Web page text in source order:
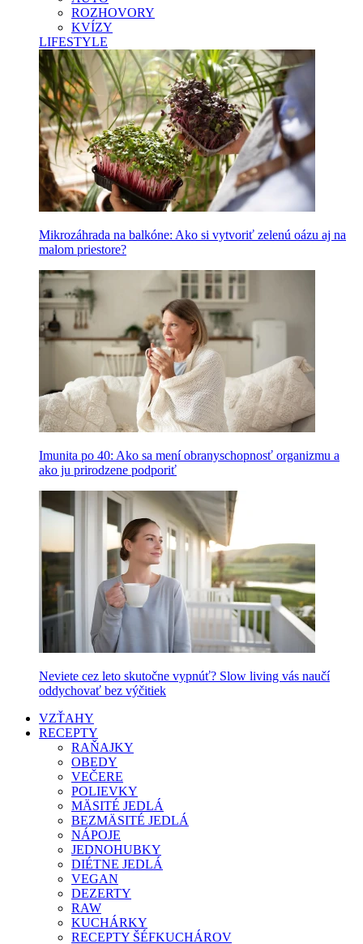
ROZHOVORY
KVÍZY
LIFESTYLE
Mikrozáhrada na balkóne: Ako si vytvoriť zelenú oázu aj na
malom priestore?
Imunita po 40: Ako sa mení obranyschopnosť organizmu a
ako ju prirodzene podporiť
Neviete cez leto skutočne vypnúť? Slow living vás naučí
oddychovať bez výčitiek
VZŤAHY
RECEPTY
RAŇAJKY
OBEDY
VEČERE
POLIEVKY
MÄSITÉ JEDLÁ
BEZMÄSITÉ JEDLÁ
NÁPOJE
JEDNOHUBKY
DIÉTNE JEDLÁ
VEGAN
DEZERTY
RAW
KUCHÁRKY
RECEPTY ŠÉFKUCHÁROV